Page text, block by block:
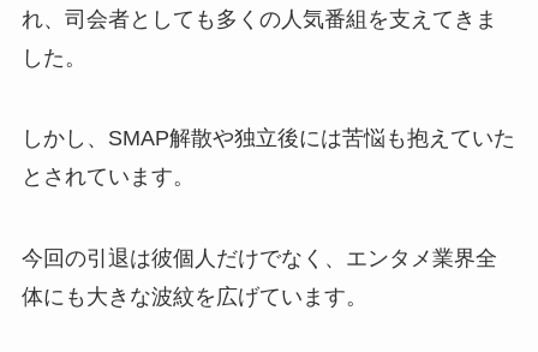
れ、司会者としても多くの人気番組を支えてきま
した。
しかし、SMAP解散や独立後には苦悩も抱えていた
とされています。
今回の引退は彼個人だけでなく、エンタメ業界全
体にも大きな波紋を広げています。